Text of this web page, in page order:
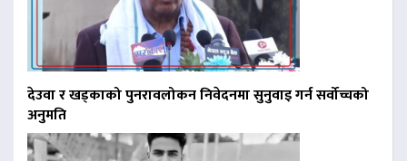
देउवा र खड्काको पुनरावलोकन निवेदनमा सुनुवाइ गर्न सर्वोच्चको
अनुमति